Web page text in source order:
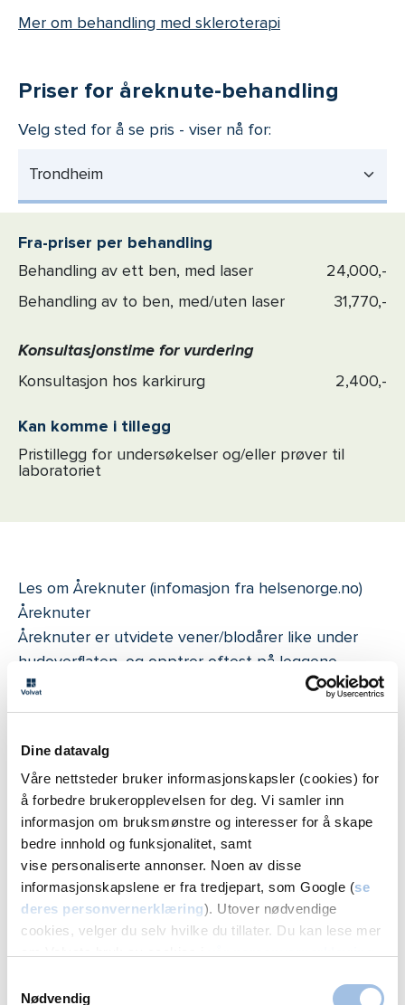
Dine datavalg
Våre nettsteder bruker informasjonskapsler (cookies) for
å forbedre brukeropplevelsen for deg. Vi samler inn
informasjon om bruksmønstre og interesser for å skape
bedre innhold og funksjonalitet, samt
vise personaliserte annonser. Noen av disse
informasjonskapslene er fra tredjepart, som Google (se
deres personvernerklæring). Utover nødvendige
cookies, velger du selv hvilke du tillater. Du kan lese mer
Nødvendig
Mer om behandling med skleroterapi
Priser for åreknute-behandling
Velg sted for å se pris - viser nå for:
Trondheim
Fra-priser per behandling
Behandling av ett ben, med laser
24,000,-
Behandling av to ben, med/uten laser
31,770,-
Konsultasjonstime for vurdering
Konsultasjon hos karkirurg
2,400,-
Kan komme i tillegg
Pristillegg for undersøkelser og/eller prøver til
laboratoriet
Les om Åreknuter (infomasjon fra helsenorge.no)
Åreknuter
Åreknuter er utvidete vener/blodårer like under
hudoverflaten, og opptrer oftest på leggene.
Opplever du åreknutene som kosmetisk
skjemmende eller at de gir deg plager, finnes det
Les mer
Åreknuter (karkirurgi) tilbys følgende steder
Oslo
Volvat Storo